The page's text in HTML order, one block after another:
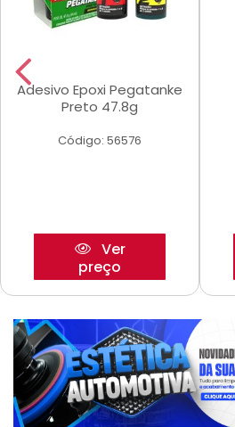
Adesivo Epoxi Pegatanke
Preto 47.8g
Código: 56576
Ver
preço